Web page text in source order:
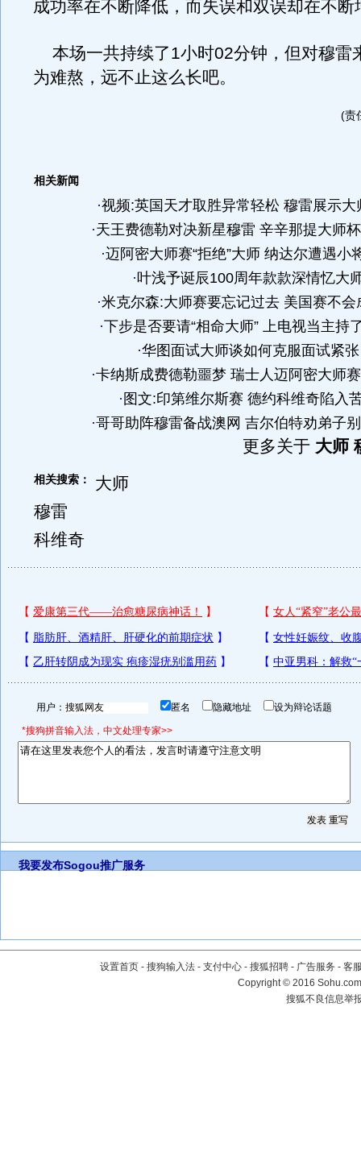
成功率在不断降低，而失误和双误却在不断
本场一共持续了1小时02分钟，但对穆雷
为难熬，远不止这么长吧。
(责
相关新闻
·视频:英国天才取胜异常轻松 穆雷展示大
·天王费德勒对决新星穆雷 辛辛那提大师
·迈阿密大师赛“拒绝”大师 纳达尔遭遇小
·叶浅予诞辰100周年款款深情忆大
·米克尔森:大师赛要忘记过去 美国赛不会
·下步是否要请“相命大师” 上电视当主持
·华图面试大师谈如何克服面试紧张
·卡纳斯成费德勒噩梦 瑞士人迈阿密大师
·图文:印第维尔斯赛 德约科维奇陷入
·哥哥助阵穆雷备战澳网 吉尔伯特劝弟子
更多关于 大师
相关搜索：
大师
穆雷
科维奇
用户： 匿名 隐藏地址 设为辩论话题
*搜狗拼音输入法，中文处理专家>>
我要发布Sogou推广服务
设置首页 - 搜狗输入法 - 支付中心 - 搜狐招聘 - 广告服务 - 客
Copyright©2016
搜狐不良信息举